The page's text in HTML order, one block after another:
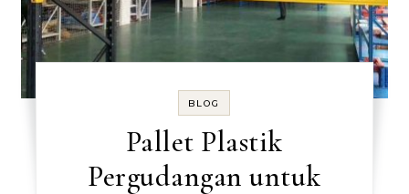
BLOG
Pallet Plastik
Pergudangan untuk